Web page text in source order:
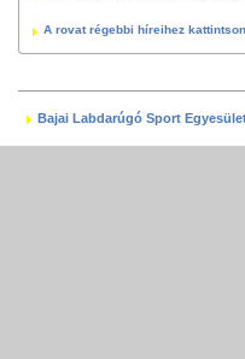
A rovat régebbi híreihez
Bajai Labdarúgó Sport